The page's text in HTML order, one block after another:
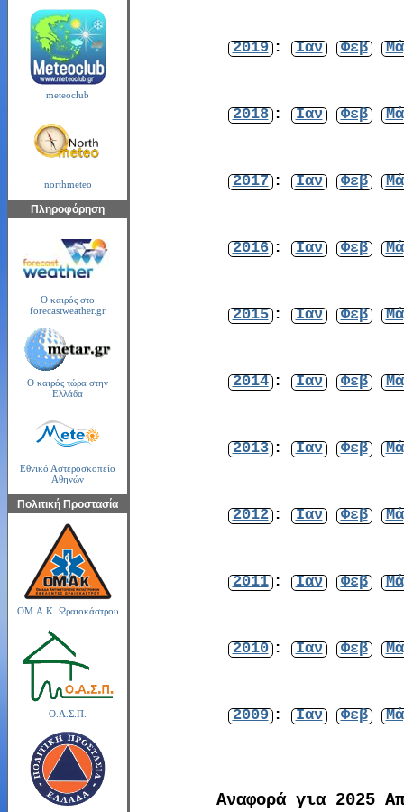
meteoclub
northmeteo
Πληροφόρηση
Ο καιρός στο
forecastweather.gr
Ο καιρός τώρα στην
Ελλάδα
Εθνικό Αστεροσκοπείο
Αθηνών
Πολιτική Προστασία
ΟΜ.Α.Κ. Ωραιοκάστρου
Ο.Α.Σ.Π.
2019 : Ιαν Φεβ
2018 : Ιαν Φεβ
2017 : Ιαν Φεβ
2016 : Ιαν Φεβ
2015 : Ιαν Φεβ
2014 : Ιαν Φεβ
2013 : Ιαν Φεβ
2012 : Ιαν Φεβ
2011 : Ιαν Φεβ
2010 : Ιαν Φεβ
2009 : Ιαν Φεβ
Αναφορά για 2025